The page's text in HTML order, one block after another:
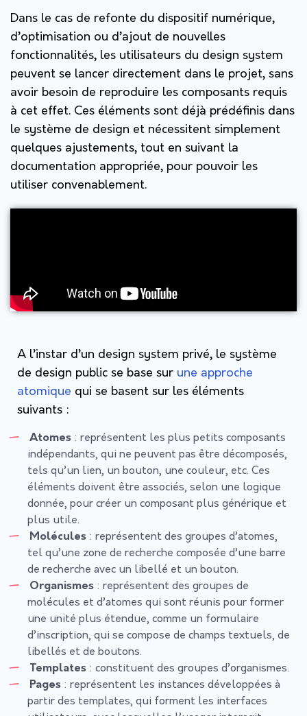
Dans le cas de refonte du dispositif numérique,
d’optimisation ou d’ajout de nouvelles
fonctionnalités, les utilisateurs du design system
peuvent se lancer directement dans le projet, sans
avoir besoin de reproduire les composants requis
à cet effet. Ces éléments sont déjà prédéfinis dans
le système de design et nécessitent simplement
quelques ajustements, tout en suivant la
documentation appropriée, pour pouvoir les
utiliser convenablement.
A l’instar d’un design system privé, le système
de design public se base sur une approche
atomique qui se basent sur les éléments
suivants :
Atomes : représentent les plus petits composants
indépendants, qui ne peuvent pas être décomposés,
tels qu’un lien, un bouton, une couleur, etc. Ces
éléments doivent être associés, selon une logique
donnée, pour créer un composant plus générique et
plus utile.
Molécules : représentent des groupes d’atomes,
tel qu’une zone de recherche composée d’une barre
de recherche avec un libellé et un bouton.
Organismes : représentent des groupes de
molécules et d’atomes qui sont réunis pour former
une unité plus étendue, comme un formulaire
d’inscription, qui se compose de champs textuels, de
libellés et de boutons.
Templates : constituent des groupes d’organismes.
Pages : représentent les instances développées à
partir des templates, qui forment les interfaces